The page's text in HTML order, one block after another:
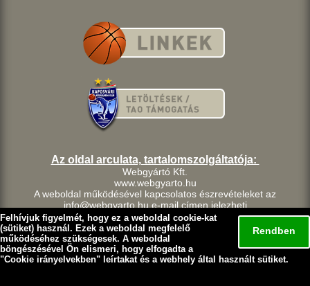
Rendben
Felhívjuk figyelmét, hogy ez a weboldal cookie-kat
(sütiket) használ. Ezek a weboldal megfelelő
működéséhez szükségesek. A weboldal
böngészésével Ön elismeri, hogy elfogadta a
"Cookie irányelvekben" leírtakat és a webhely által használt sütiket.
Az oldal arculata, tartalomszolgáltatója:
Webgyártó Kft.
www.webgyarto.hu
A weboldal működésével kapcsolatos észrevételeket az
info@webgyarto.hu e-mail címen jelezheti.
Szerzői jog:
A delfinek.hu weboldalon található tartalom a Kaposvári Kosárlabda
Klub szellemi tulajdona.
A Kaposvári Kosárlabda Klub fenntart minden, a lap bármely
részének bármilyen módszerrel, technikával történő másolásával